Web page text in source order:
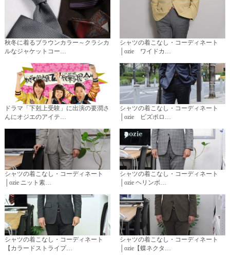
秋冬に着るブラウンカラー～クラシカ
ルなジャケットコー…
シャツの着こなし・コーディネート
│ozie ワイドカ…
ドラマ「下剋上受験」に出演の要潤さ
んにオジエのアイテ…
シャツの着こなし・コーディネート
│ozie ビズポロ…
シャツの着こなし・コーディネート
│ozie ニット素…
シャツの着こなし・コーディネート
│ozie ヘリンボ…
シャツの着こなし・コーディネート
【カラードストライプ…
シャツの着こなし・コーディネート
│ozie【蝶ネクタ…